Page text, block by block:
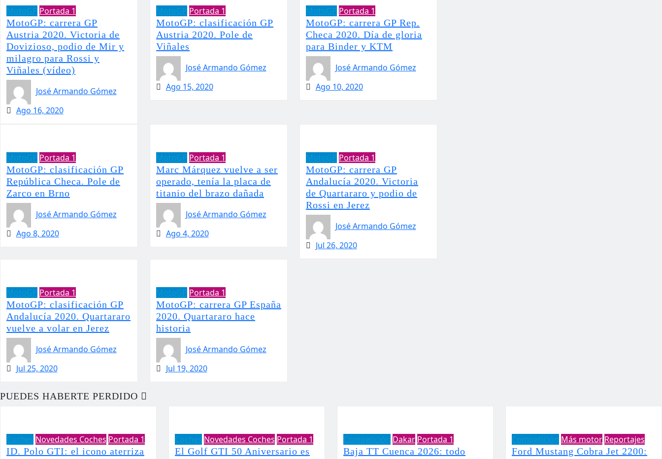
Portada 1
MotoGP: carrera GP
Austria 2020. Victoria de
Dovizioso, podio de Mir y
milagro para Rossi y
Viñales (vídeo)
José Armando Gómez
Ago 16, 2020
Portada 1
MotoGP: clasificación GP
Austria 2020. Pole de
Viñales
José Armando Gómez
Ago 15, 2020
Portada 1
MotoGP: carrera GP Rep.
Checa 2020. Día de gloria
para Binder y KTM
José Armando Gómez
Ago 10, 2020
Portada 1
MotoGP: clasificación GP
República Checa. Pole de
Zarco en Brno
José Armando Gómez
Ago 8, 2020
Portada 1
Marc Márquez vuelve a ser
operado, tenía la placa de
titanio del brazo dañada
José Armando Gómez
Ago 4, 2020
Portada 1
MotoGP: carrera GP
Andalucía 2020. Victoria
de Quartararo y podio de
Rossi en Jerez
José Armando Gómez
Jul 26, 2020
Portada 1
MotoGP: clasificación GP
Andalucía 2020. Quartararo
vuelve a volar en Jerez
José Armando Gómez
Jul 25, 2020
Portada 1
MotoGP: carrera GP España
2020. Quartararo hace
historia
José Armando Gómez
Jul 19, 2020
PUEDES HABERTE PERDIDO
Novedades Coches Portada 1
ID. Polo GTI: el icono aterriza
Novedades Coches Portada 1
El Golf GTI 50 Aniversario es
Dakar Portada 1
Baja TT Cuenca 2026: todo
Más motor Reportajes
Ford Mustang Cobra Jet 2200: